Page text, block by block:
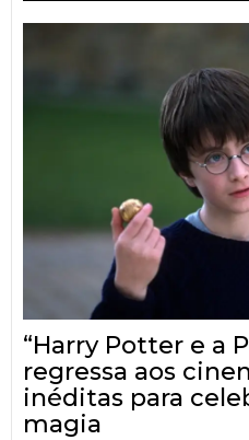
“Harry Potter e a
regressa aos
inéditas para
magia